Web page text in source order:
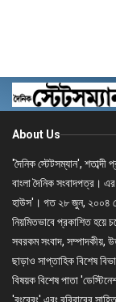
About Us
'দৈনিক স্টেটসম্যান',
বাংলা দৈনিক সংবাদপত্র।
হাউস'। গত ২৮ জুন, ২০০৪
নিয়মিতভাবে প্রকাশিত হয়ে
সবরকম সংবাদ, সম্পাদকীয়,
ছাড়াও সাপ্তাহিক বিশেষ
বিষয়ক বিশেষ পাতা